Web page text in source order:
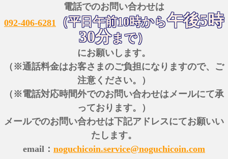
電話でのお問い合わせは
092-406-6281
（平日午前10時から午後5時
30分まで）
にお願いします。
（※通話料金はお客さまのご負担になりますので、ご
注意ください。）
（※電話対応時間外でのお問い合わせはメールにて承
っております。）
メールでのお問い合わせは下記アドレスにてお願いい
たします。
email： noguchicoin.service@noguchicoin.com